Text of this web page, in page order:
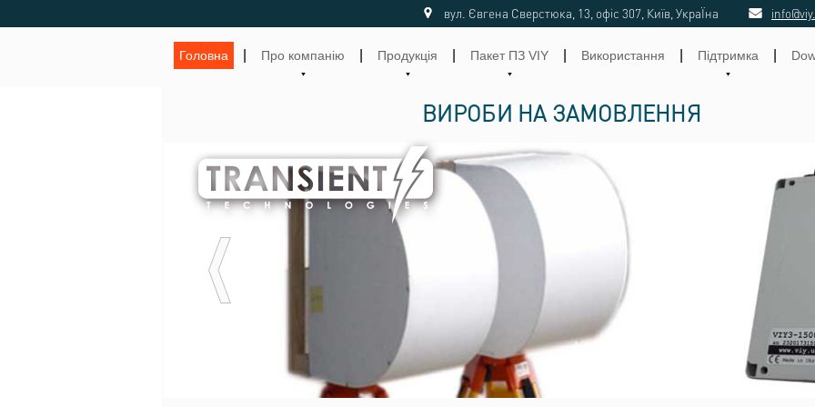
вул. Євгена Сверстюка, 13, офіс 307, Київ, УкраЇна
Головна Про компанію Продукція Пакет ПЗ VIY Використання Підтримка
ВИРОБИ НА ЗАМОВЛЕННЯ